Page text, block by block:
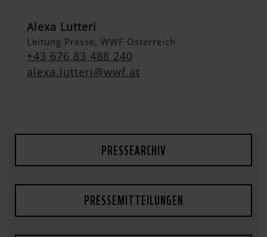
Alexa Lutteri
Leitung Presse, WWF Österreich
+43 676 83 488 240
alexa.lutteri@wwf.at
PRESSEARCHIV
PRESSEMITTEILUNGEN